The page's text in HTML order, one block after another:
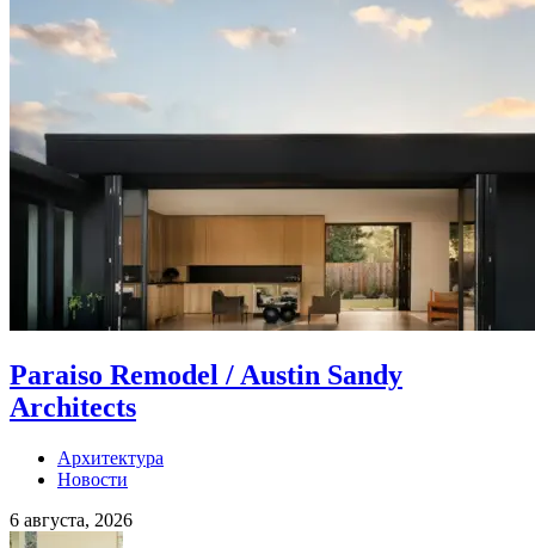
Paraiso Remodel / Austin Sandy
Architects
Архитектура
Новости
6 августа, 2026